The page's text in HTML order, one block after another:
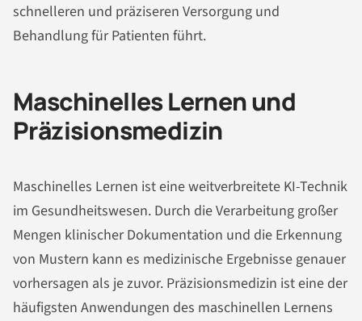
schnelleren und präziseren Versorgung und
Behandlung für Patienten führt.
Maschinelles Lernen und
Präzisionsmedizin
Maschinelles Lernen ist eine weitverbreitete KI-Technik
im Gesundheitswesen. Durch die Verarbeitung großer
Mengen klinischer Dokumentation und die Erkennung
von Mustern kann es medizinische Ergebnisse genauer
vorhersagen als je zuvor. Präzisionsmedizin ist eine der
häufigsten Anwendungen des maschinellen Lernens